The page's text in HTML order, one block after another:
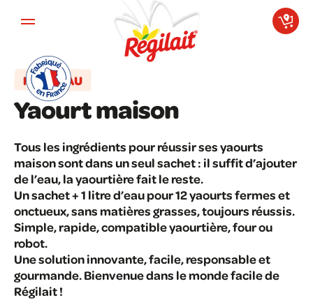
NOUVEAU
Yaourt maison
Tous les ingrédients pour réussir ses yaourts
maison sont dans un seul sachet : il suffit d’ajouter
de l’eau, la yaourtière fait le reste.
Un sachet + 1 litre d’eau pour 12 yaourts fermes et
onctueux, sans matières grasses, toujours réussis.
Simple, rapide, compatible yaourtière, four ou
robot.
Une solution innovante, facile, responsable et
gourmande. Bienvenue dans le monde facile de
Régilait !